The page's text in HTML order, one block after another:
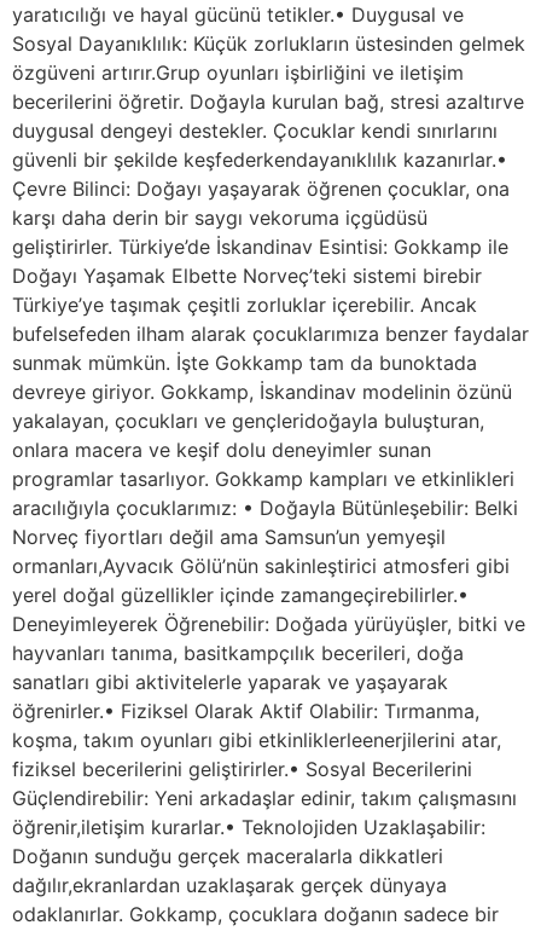
yaratıcılığı ve hayal gücünü tetikler.• Duygusal ve
Sosyal Dayanıklılık: Küçük zorlukların üstesinden gelmek
özgüveni artırır.Grup oyunları işbirliğini ve iletişim
becerilerini öğretir. Doğayla kurulan bağ, stresi azaltırve
duygusal dengeyi destekler. Çocuklar kendi sınırlarını
güvenli bir şekilde keşfederkendayanıklılık kazanırlar.•
Çevre Bilinci: Doğayı yaşayarak öğrenen çocuklar, ona
karşı daha derin bir saygı vekoruma içgüdüsü
geliştirirler. Türkiye’de İskandinav Esintisi: Gokkamp ile
Doğayı Yaşamak Elbette Norveç’teki sistemi birebir
Türkiye’ye taşımak çeşitli zorluklar içerebilir. Ancak
bufelsefeden ilham alarak çocuklarımıza benzer faydalar
sunmak mümkün. İşte Gokkamp tam da bunoktada
devreye giriyor. Gokkamp, İskandinav modelinin özünü
yakalayan, çocukları ve gençleridoğayla buluşturan,
onlara macera ve keşif dolu deneyimler sunan
programlar tasarlıyor. Gokkamp kampları ve etkinlikleri
aracılığıyla çocuklarımız: • Doğayla Bütünleşebilir: Belki
Norveç fiyortları değil ama Samsun’un yemyeşil
ormanları,Ayvacık Gölü’nün sakinleştirici atmosferi gibi
yerel doğal güzellikler içinde zamangeçirebilirler.•
Deneyimleyerek Öğrenebilir: Doğada yürüyüşler, bitki ve
hayvanları tanıma, basitkampçılık becerileri, doğa
sanatları gibi aktivitelerle yaparak ve yaşayarak
öğrenirler.• Fiziksel Olarak Aktif Olabilir: Tırmanma,
koşma, takım oyunları gibi etkinliklerleenerjilerini atar,
fiziksel becerilerini geliştirirler.• Sosyal Becerilerini
Güçlendirebilir: Yeni arkadaşlar edinir, takım çalışmasını
öğrenir,iletişim kurarlar.• Teknolojiden Uzaklaşabilir:
Doğanın sunduğu gerçek maceralarla dikkatleri
dağılır,ekranlardan uzaklaşarak gerçek dünyaya
odaklanırlar. Gokkamp, çocuklara doğanın sadece bir